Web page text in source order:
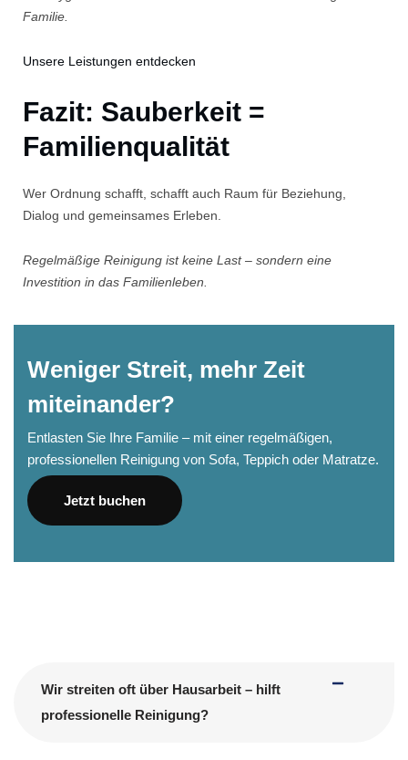
Familie.
Unsere Leistungen entdecken
Fazit: Sauberkeit =
Familienqualität
Wer Ordnung schafft, schafft auch Raum für Beziehung,
Dialog und gemeinsames Erleben.
Regelmäßige Reinigung ist keine Last – sondern eine
Investition in das Familienleben.
Weniger Streit, mehr Zeit
miteinander?
Entlasten Sie Ihre Familie – mit einer regelmäßigen,
professionellen Reinigung von Sofa, Teppich oder Matratze.
Jetzt buchen
Wir streiten oft über Hausarbeit – hilft
professionelle Reinigung?